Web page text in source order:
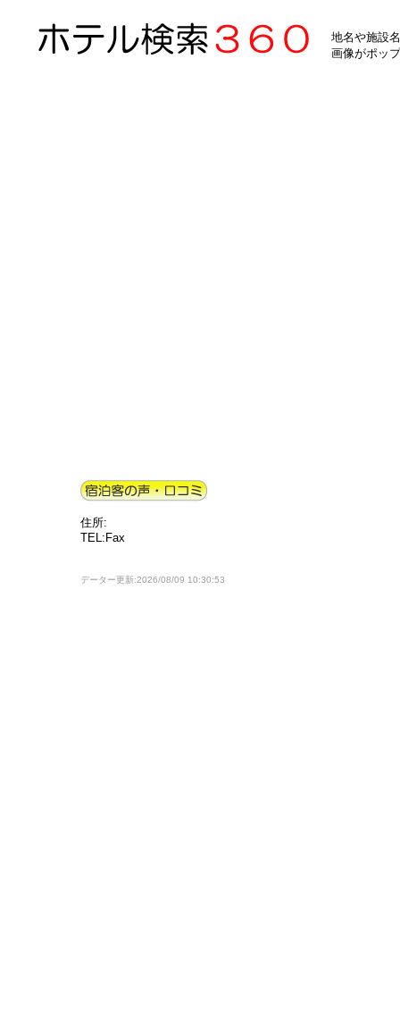
地名や施設
画像がポッ
住所:
TEL:Fax
データー更新:2026/08/09 10:30:53